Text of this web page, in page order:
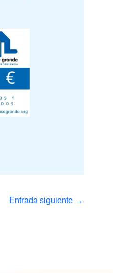
Entrada siguiente →